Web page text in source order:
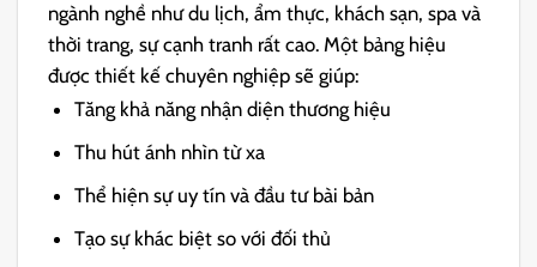
ngành nghề như du lịch, ẩm thực, khách sạn, spa và
thời trang, sự cạnh tranh rất cao. Một bảng hiệu
được thiết kế chuyên nghiệp sẽ giúp:
Tăng khả năng nhận diện thương hiệu
Thu hút ánh nhìn từ xa
Thể hiện sự uy tín và đầu tư bài bản
Tạo sự khác biệt so với đối thủ